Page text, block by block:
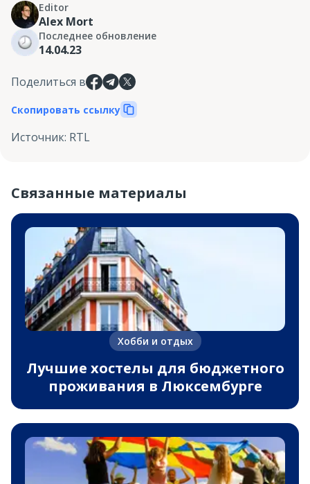
Editor
Alex Mort
Последнее обновление
14.04.23
Поделиться в
Скопировать ссылку
Источник: RTL
Связанные материалы
Хобби и отдых
Лучшие хостелы для бюджетного
проживания в Люксембурге